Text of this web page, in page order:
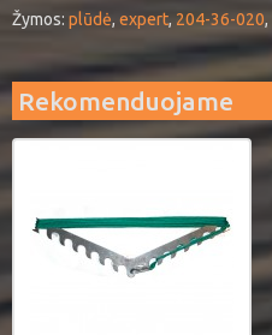
Žymos: plūdė, expert, 204-36-020,
Rekomenduojame